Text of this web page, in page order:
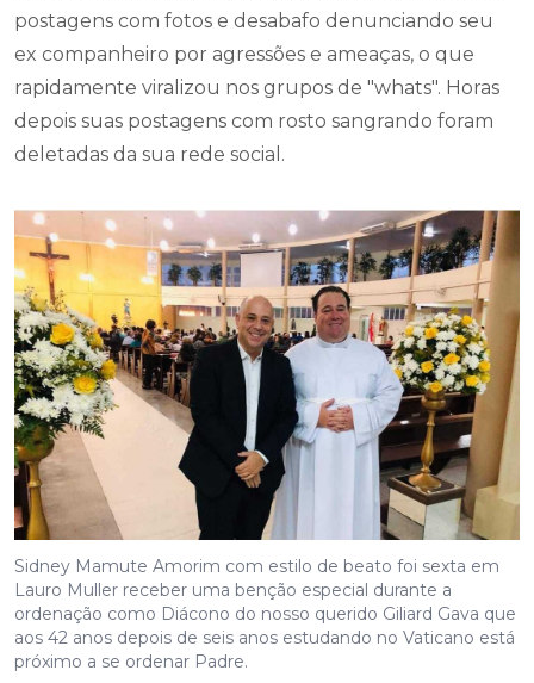
postagens com fotos e desabafo denunciando seu
ex companheiro por agressões e ameaças, o que
rapidamente viralizou nos grupos de "whats". Horas
depois suas postagens com rosto sangrando foram
deletadas da sua rede social.
Sidney Mamute Amorim com estilo de beato foi sexta em
Lauro Muller receber uma benção especial durante a
ordenação como Diácono do nosso querido Giliard Gava que
aos 42 anos depois de seis anos estudando no Vaticano está
próximo a se ordenar Padre.